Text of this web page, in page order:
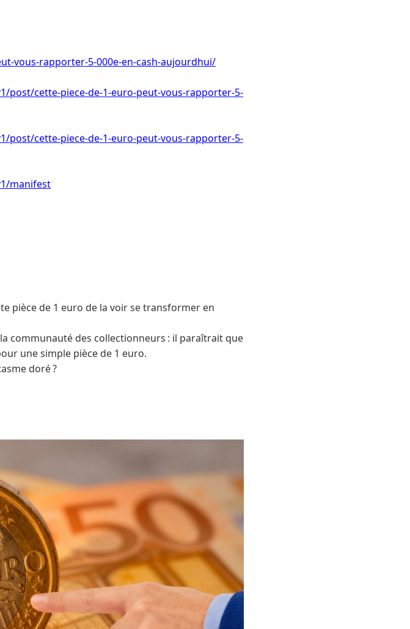
vous-rapporter-5-000e-en-cash-aujourdhui/
cette-piece-de-1-euro-peut-vous-rapporter-5-
cette-piece-de-1-euro-peut-vous-rapporter-5-
manifest
pièce de 1 euro de la voir se transformer en
communauté des collectionneurs : il paraîtrait que
une simple pièce de 1 euro.
doré ?